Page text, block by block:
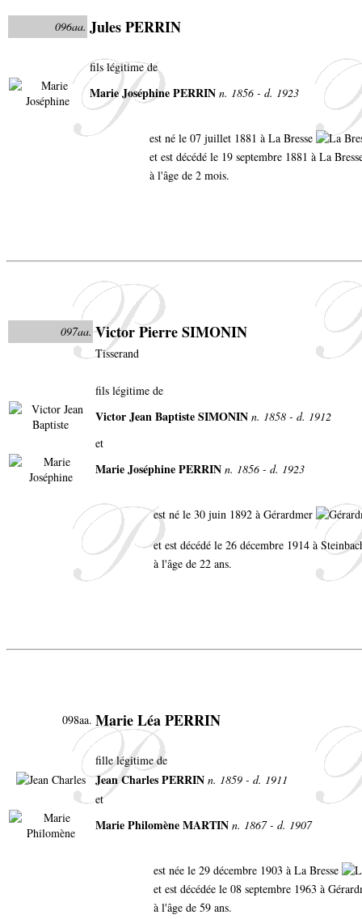
096aa. Jules PERRIN
fils légitime de
Marie Joséphine PERRIN n. 1856 - d. 1923
est né le 07 juillet 1881 à La Bresse
et est décédé le 19 septembre 1881 à La
à l'âge de 2 mois.
097aa. Victor Pierre SIMONIN
Tisserand
fils légitime de
Victor Jean Baptiste SIMONIN n. 1858 - d. 1912
et
Marie Joséphine PERRIN n. 1856 - d. 1923
est né le 30 juin 1892 à Gérardmer
et est décédé le 26 décembre 1914 à
à l'âge de 22 ans.
098aa. Marie Léa PERRIN
fille légitime de
Jean Charles PERRIN n. 1859 - d. 1911
et
Marie Philomène MARTIN n. 1867 - d. 1907
est née le 29 décembre 1903 à La Bresse
et est décédée le 08 septembre 1963 à
à l'âge de 59 ans.